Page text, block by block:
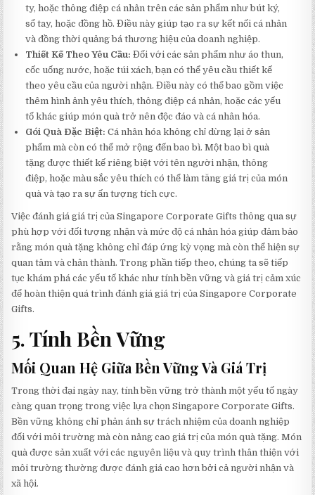
ty, hoặc thông điệp cá nhân trên các sản phẩm như bút ký,
sổ tay, hoặc đồng hồ. Điều này giúp tạo ra sự kết nối cá nhân
và đồng thời quảng bá thương hiệu của doanh nghiệp.
Thiết Kế Theo Yêu Cầu: Đối với các sản phẩm như áo thun,
cốc uống nước, hoặc túi xách, bạn có thể yêu cầu thiết kế
theo yêu cầu của người nhận. Điều này có thể bao gồm việc
thêm hình ảnh yêu thích, thông điệp cá nhân, hoặc các yếu
tố khác giúp món quà trở nên độc đáo và cá nhân hóa.
Gói Quà Đặc Biệt: Cá nhân hóa không chỉ dừng lại ở sản
phẩm mà còn có thể mở rộng đến bao bì. Một bao bì quà
tặng được thiết kế riêng biệt với tên người nhận, thông
điệp, hoặc màu sắc yêu thích có thể làm tăng giá trị của món
quà và tạo ra sự ấn tượng tích cực.
Việc đánh giá giá trị của Singapore Corporate Gifts thông qua sự
phù hợp với đối tượng nhận và mức độ cá nhân hóa giúp đảm bảo
rằng món quà tặng không chỉ đáp ứng kỳ vọng mà còn thể hiện sự
quan tâm và chân thành. Trong phần tiếp theo, chúng ta sẽ tiếp
tục khám phá các yếu tố khác như tính bền vững và giá trị cảm xúc
để hoàn thiện quá trình đánh giá giá trị của Singapore Corporate
Gifts.
5. Tính Bền Vững
Mối Quan Hệ Giữa Bền Vững Và Giá Trị
Trong thời đại ngày nay, tính bền vững trở thành một yếu tố ngày
càng quan trọng trong việc lựa chọn Singapore Corporate Gifts.
Bền vững không chỉ phản ánh sự trách nhiệm của doanh nghiệp
đối với môi trường mà còn nâng cao giá trị của món quà tặng. Món
quà được sản xuất với các nguyên liệu và quy trình thân thiện với
môi trường thường được đánh giá cao hơn bởi cả người nhận và
xã hội.